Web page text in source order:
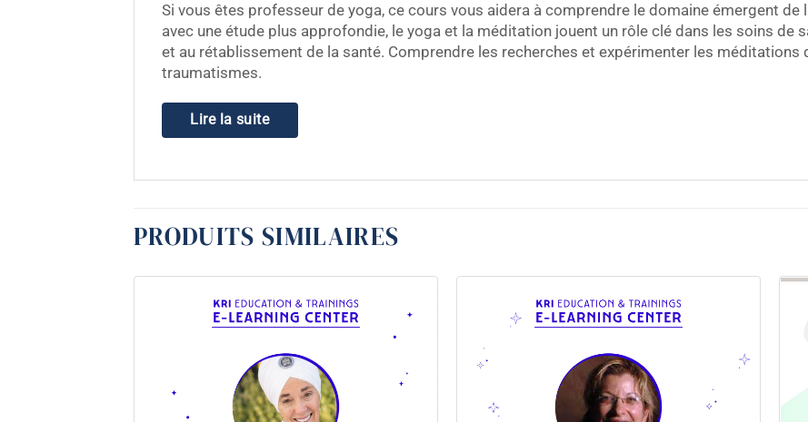
Si vous êtes professeur de yoga, ce cours vous aidera à comprendre le domaine émergent
avec une étude plus approfondie, le yoga et la méditation jouent un rôle clé dans les soins de
et au rétablissement de la santé. Comprendre les recherches et expérimenter les méditations
traumatismes.
Lire la suite
PRODUITS SIMILAIRES